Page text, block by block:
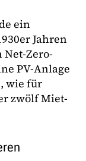
ein
Jahren
Net-Zero-
PV-Anlage
wie für
zwölf Miet-